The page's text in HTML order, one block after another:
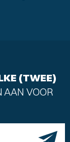
(TWEE)
AAN VOOR